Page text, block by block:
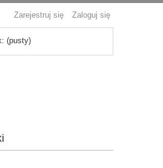
Zarejestruj się Zaloguj się
(pusty)